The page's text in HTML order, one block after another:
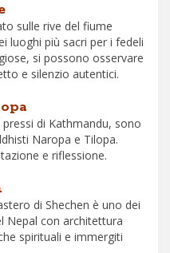
sulle rive del fiume
luoghi più sacri per i fedeli
si possono osservare
e silenzio autentici.
di Kathmandu, sono
Naropa e Tilopa.
e riflessione.
di Shechen è uno dei
Nepal con architettura
spirituali e immergiti